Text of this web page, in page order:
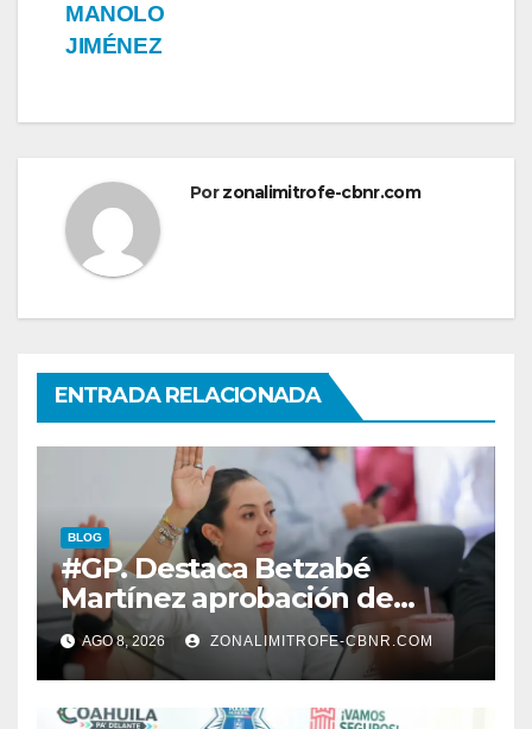
MANOLO
JIMÉNEZ
Porzonalimitrofe-cbnr.com
ENTRADA RELACIONADA
BLOG
#GP. Destaca Betzabé
Martínez aprobación de
nuevas normas para
fortalecer la ética y
transparencia*
AGO 8, 2026 ZONALIMITROFE-CBNR.COM